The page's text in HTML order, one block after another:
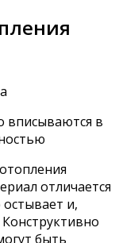
вписываются в
отличается
и,
быть